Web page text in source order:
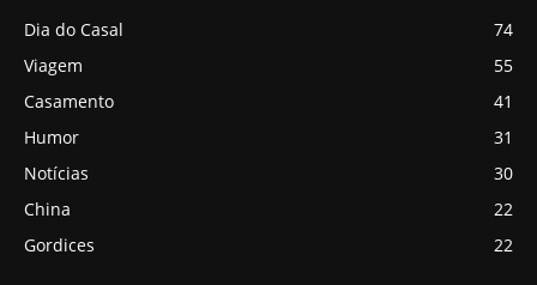
Dia do Casal
74
Viagem
55
Casamento
41
Humor
31
Notícias
30
China
22
Gordices
22